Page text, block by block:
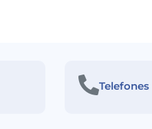
Telefones